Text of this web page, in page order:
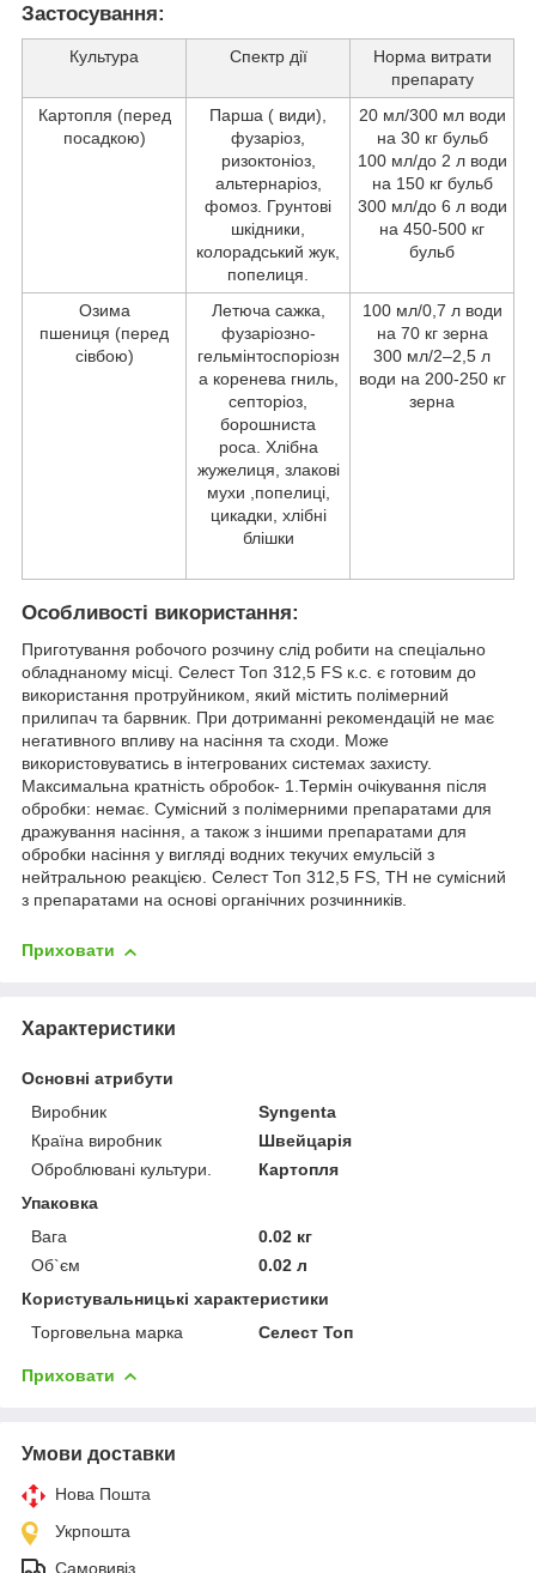
Застосування:
Культура Спектр дії
Норма витрати
препарату
Картопля (перед
посадкою)
Парша ( види),
фузаріоз,
ризоктоніоз,
альтернаріоз,
фомоз. Грунтові
шкідники,
колорадський жук,
попелиця.
20 мл/300 мл води
на 30 кг бульб
100 мл/до 2 л води
на 150 кг бульб
300 мл/до 6 л води
на 450-500 кг
бульб
Озима
пшениця (перед
сівбою)
Летюча сажка,
фузаріозно-
гельмінтоспоріозн
а коренева гниль,
септоріоз,
борошниста
роса. Хлібна
жужелиця, злакові
мухи ,попелиці,
цикадки, хлібні
блішки
100 мл/0,7 л води
на 70 кг зерна
300 мл/2–2,5 л
води на 200-250 кг
зерна
Особливості використання:
Приготування робочого розчину слід робити на спеціально
обладнаному місці. Селест Топ 312,5 FS к.с. є готовим до
використання протруйником, який містить полімерний
прилипач та барвник. При дотриманні рекомендацій не має
негативного впливу на насіння та сходи. Може
використовуватись в інтегрованих системах захисту.
Максимальна кратність обробок- 1.Термін очікування після
обробки: немає. Сумісний з полімерними препаратами для
дражування насіння, а також з іншими препаратами для
обробки насіння у вигляді водних текучих емульсій з
нейтральною реакцією. Селест Топ 312,5 FS, ТН не сумісний
з препарaтами на основі органічних розчинників.
Приховати
Характеристики
Основні атрибути
Виробник
Syngenta
Країна виробник
Швейцарія
Оброблювані культури.
Картопля
Упаковка
Вага
0.02 кг
Об`єм
0.02 л
Користувальницькі характеристики
Торговельна марка
Селест Топ
Приховати
Умови доставки
Нова Пошта
Укрпошта
Самовивіз